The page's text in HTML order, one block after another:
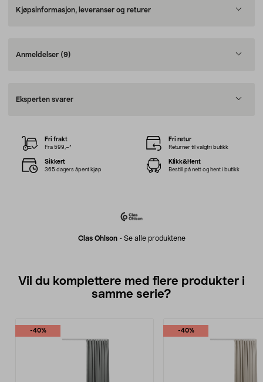
Kjøpsinformasjon, leveranser og returer
Anmeldelser (9)
Eksperten svarer
Clas Ohlson- Se alle produktene
Fri frakt
Fra 599,–*
Fri retur
Returner til valgfri butikk
Sikkert
365 dagers åpent kjøp
Klikk&Hent
Bestill på nett og hent i butikk
Vil du komplettere med flere produkter i
samme serie?
-40% -40%